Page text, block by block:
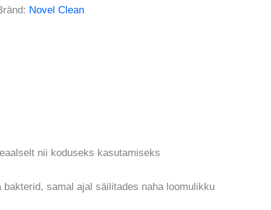
Novel Clean
nii koduseks kasutamiseks
samal ajal säilitades naha loomulikku